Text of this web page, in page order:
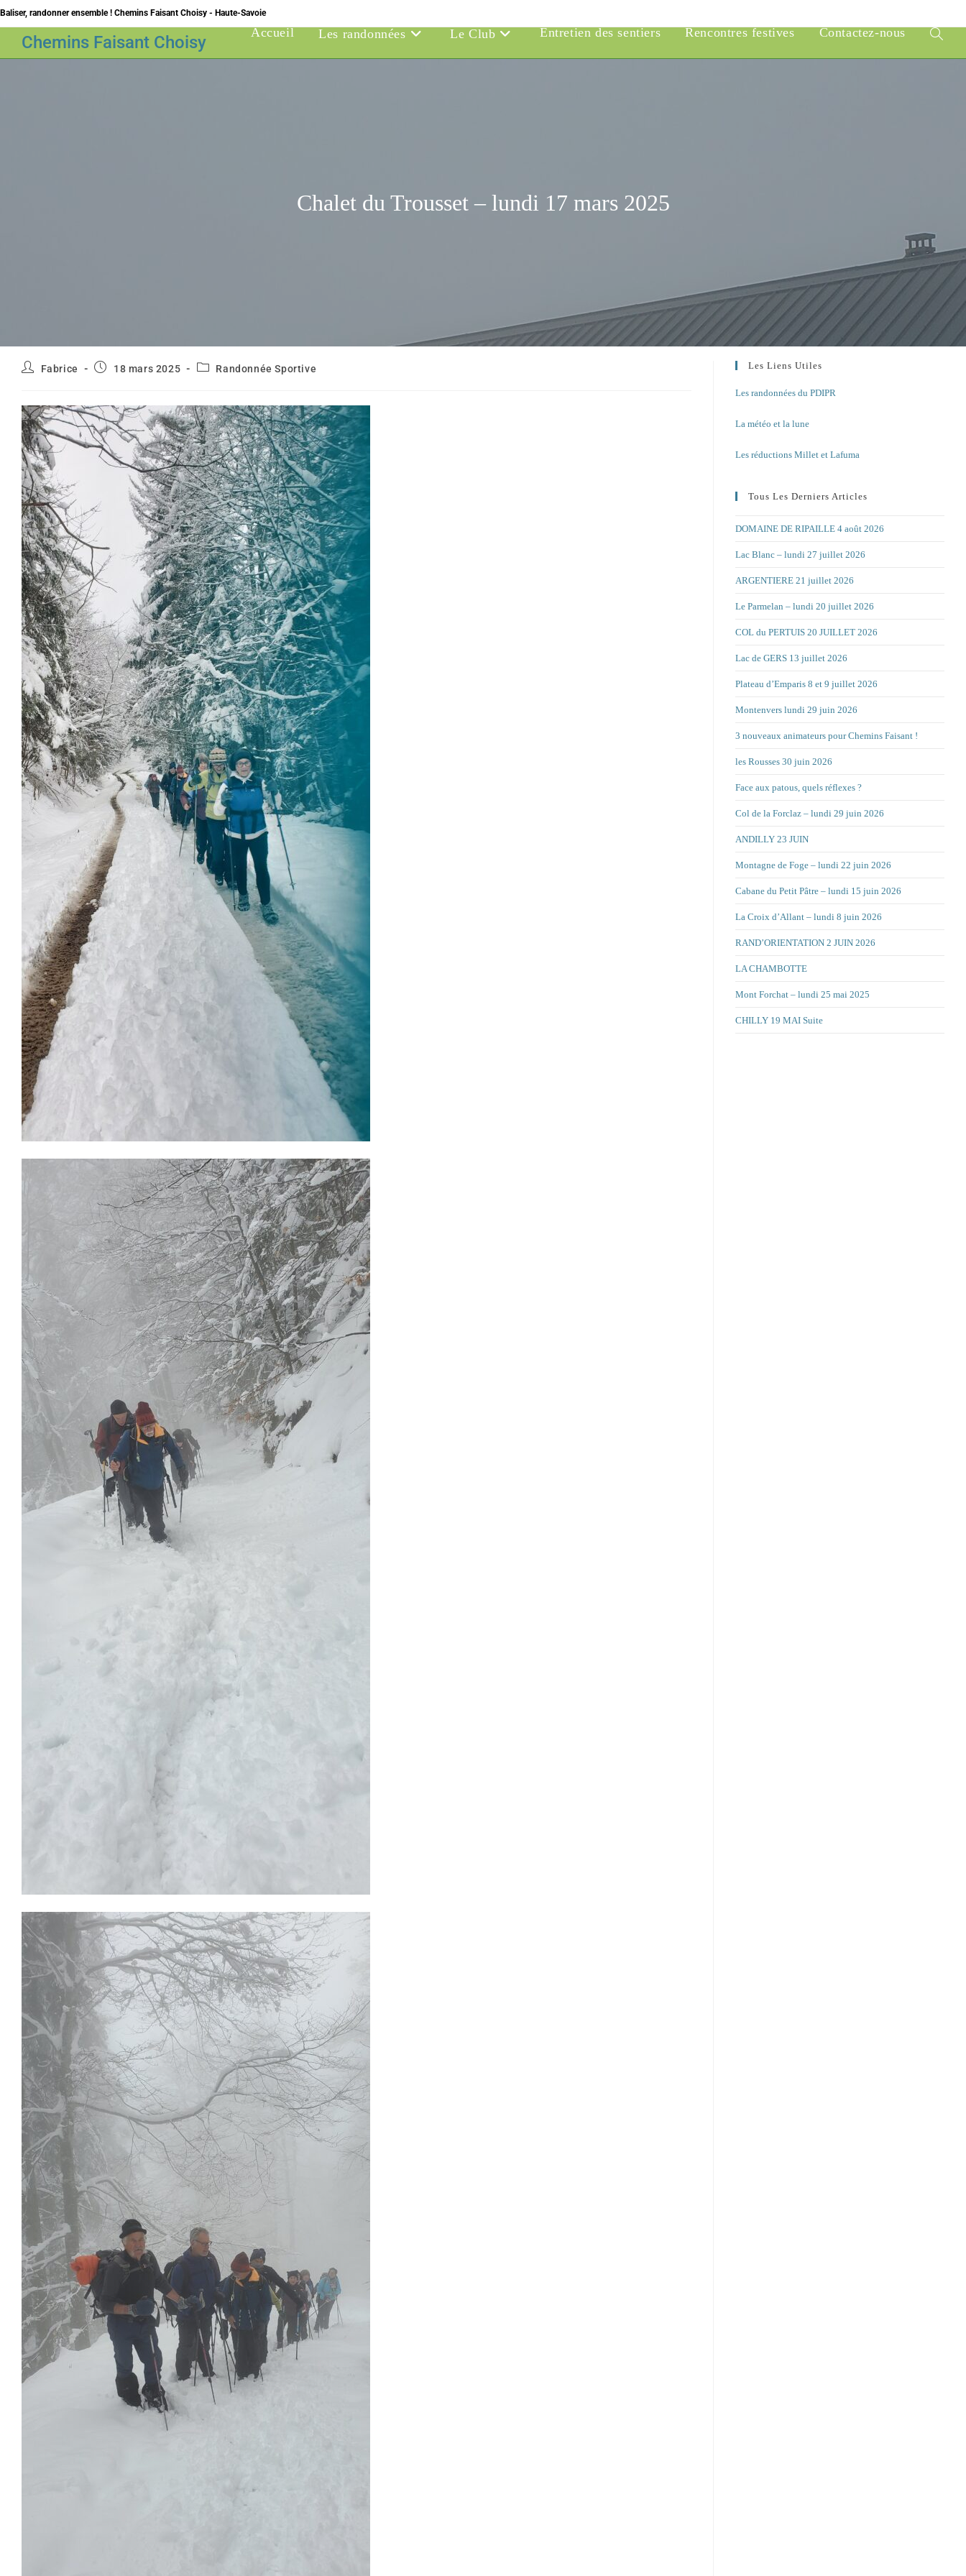
Skip
to
content
Baliser, randonner ensemble ! Chemins Faisant Choisy - Haute-Savoie
Chemins Faisant Choisy Accueil Les randonnées Le Club Entretien des sentiers Rencontres festives Contactez-nous
Toggle
website
Chalet du Trousset – lundi 17 mars 2025
Auteur/autrice
publication :
Fabrice
Publication
18 mars 2025
PostRandonnée Sportive Les Liens Utiles
Les randonnées du PDIPR
La météo et la lune
Les réductions Millet et Lafuma
Tous Les Derniers Articles
DOMAINE DE RIPAILLE 4 août 2026
Lac Blanc – lundi 27 juillet 2026
ARGENTIERE 21 juillet 2026
Le Parmelan – lundi 20 juillet 2026
COL du PERTUIS 20 JUILLET 2026
Lac de GERS 13 juillet 2026
Plateau d’Emparis 8 et 9 juillet 2026
Montenvers lundi 29 juin 2026
3 nouveaux animateurs pour Chemins Faisant !
les Rousses 30 juin 2026
Face aux patous, quels réflexes ?
Col de la Forclaz – lundi 29 juin 2026
ANDILLY 23 JUIN
Montagne de Foge – lundi 22 juin 2026
Cabane du Petit Pâtre – lundi 15 juin 2026
La Croix d’Allant – lundi 8 juin 2026
RAND’ORIENTATION 2 JUIN 2026
LA CHAMBOTTE
Mont Forchat – lundi 25 mai 2025
CHILLY 19 MAI Suite